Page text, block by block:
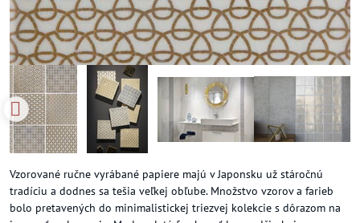
Vzorované ručne vyrábané papiere majú v Japonsku už stáročnú
tradíciu a dodnes sa tešia veľkej obľube. Množstvo vzorov a farieb
bolo pretavených do minimalistickej triezvej kolekcie s dôrazom na